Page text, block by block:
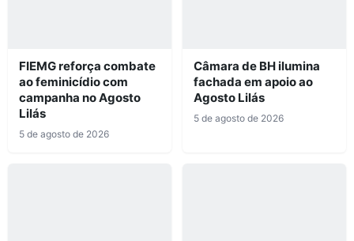
FIEMG reforça combate
ao feminicídio com
campanha no Agosto
Lilás
5 de agosto de 2026
Câmara de BH ilumina
fachada em apoio ao
Agosto Lilás
5 de agosto de 2026